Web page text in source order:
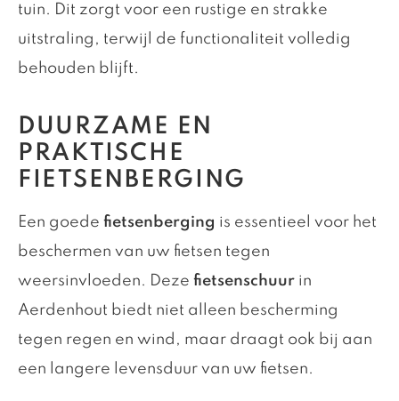
tuin. Dit zorgt voor een rustige en strakke
uitstraling, terwijl de functionaliteit volledig
behouden blijft.
DUURZAME EN
PRAKTISCHE
FIETSENBERGING
Een goede fietsenberging is essentieel voor het
beschermen van uw fietsen tegen
weersinvloeden. Deze fietsenschuur in
Aerdenhout biedt niet alleen bescherming
tegen regen en wind, maar draagt ook bij aan
een langere levensduur van uw fietsen.